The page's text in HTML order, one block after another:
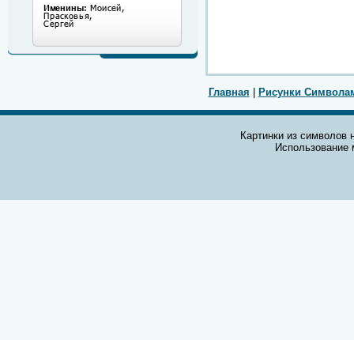
Главная Рисунки
Картинки из символов
Использование